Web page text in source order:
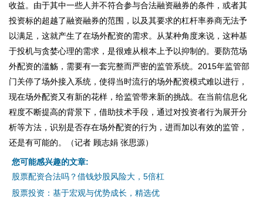
收益。由于其中一些人并不符合参与合法融资融券的条件，或者其
投资标的超越了融资融券的范围，以及其要求的杠杆率券商无法予
以满足，这就产生了在场外配资的需求。从某种角度来说，这种基
于投机与贪婪心理的需求，是很难从根本上予以抑制的。要防范场
外配资的滥觞，需要有一套完整而严密的监管系统。2015年监管部
门关停了场外接入系统，使得当时流行的场外配资模式难以进行，
现在场外配资又有新的花样，给监管带来新的挑战。在当前信息化
程度不断提高的背景下，借助技术手段，通过对投资者行为展开分
析等方法，识别是否存在场外配资的行为，进而加以有效的监管，
还是有可能的。（记者 顾志娟 张思源）
您可能感兴趣的文章:
股票配资合法吗？借钱炒股风险大，5倍杠
股票投资：基于宏观与优势成长，精选优